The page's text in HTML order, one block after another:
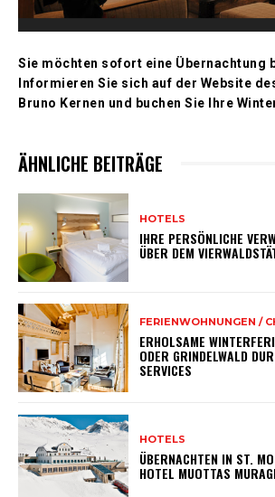
Sie möchten sofort eine Übernachtung
Informieren Sie sich auf der Website
Bruno Kernen und buchen Sie Ihre
ÄHNLICHE BEITRÄGE
HOTELS
IHRE PERSÖNLICHE
ÜBER DEM
FERIENWOHNUNGEN /
ERHOLSAME
ODER GRINDELWALD
SERVICES
HOTELS
ÜBERNACHTEN IN ST.
HOTEL MUOTTAS